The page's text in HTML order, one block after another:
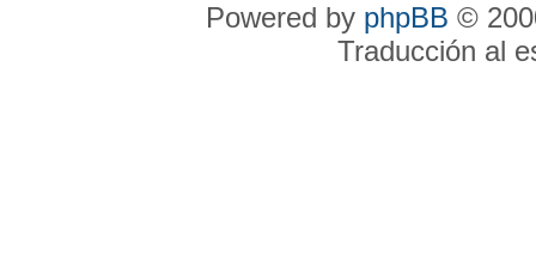
Powered by phpBB ©
Traducción al